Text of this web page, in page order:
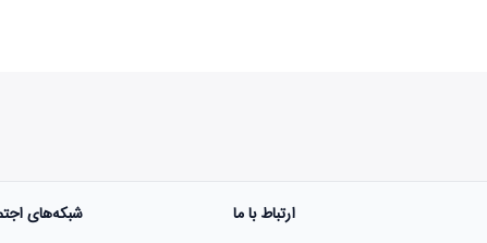
هنوز نظری به ثبت نرسیده‌است.
ارتباط با ما شبکه‌های